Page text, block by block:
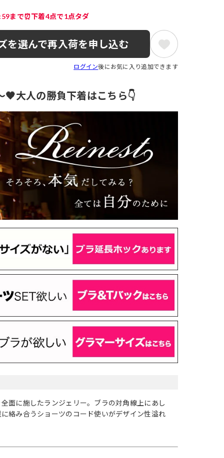
まで⏰下着4点で1点タダ
を選んで再入荷を申し込む
ログイン後にお気に入り追加できます
大人の勝負下着はこちら👇
面に施したランジェリー。ブラの対角線上にあし
絡み合うショーツのコード使いがデザイン性溢れ